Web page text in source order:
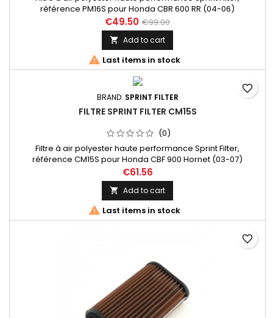
référence PM16S pour Honda CBR 600 RR (04-06)
€49.50 €99.00
 Add to cart
 Last items in stock
BRAND: SPRINT FILTER
FILTRE SPRINT FILTER CM15S
(0)
Filtre à air polyester haute performance Sprint Filter,
référence CM15S pour Honda CBF 900 Hornet (03-07)
€61.56
 Add to cart
 Last items in stock
favorite_border
favorite_border